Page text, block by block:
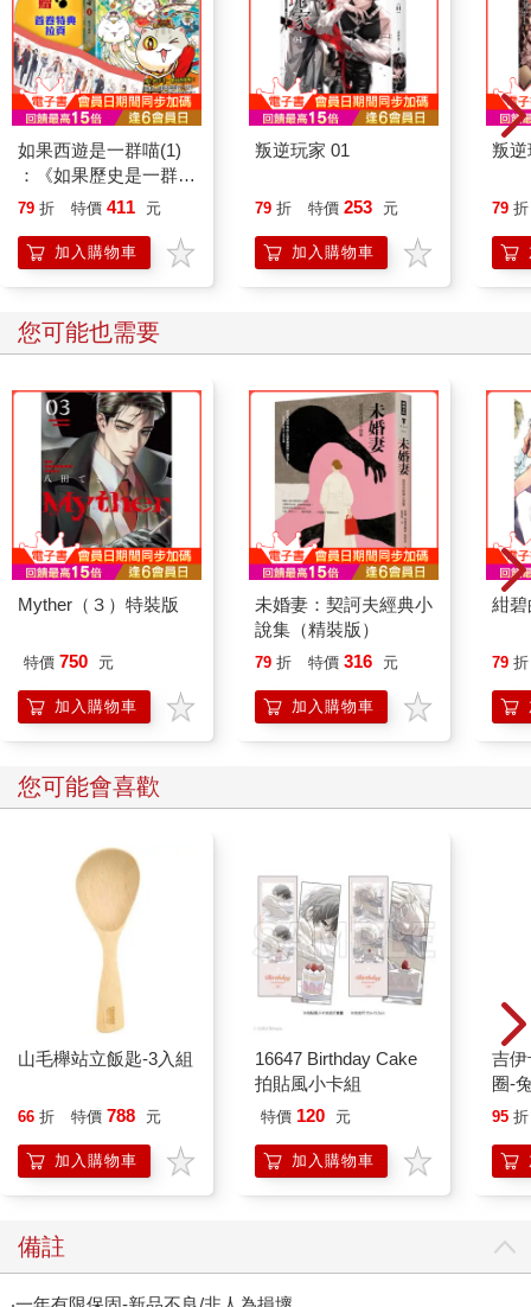
如果西遊是一群喵(1)
：《如果歷史是一群
喵》作者最新力作，附
79 折 特價 411 元
加入購物車
叛逆玩家 01
79 折 特價 253 元
加入購物車
叛逆
79 折
您可能也需要
Myther（３）特裝版
特價 750 元
加入購物車
未婚妻：契訶夫經典小
說集（精裝版）
79 折 特價 316 元
加入購物車
紺
79 折
您可能會喜歡
山毛櫸站立飯匙-3入組
66 折 特價 788 元
加入購物車
16647 Birthday Cake
拍貼風小卡組
特價 120 元
加入購物車
吉伊卡哇
圈-
95 折
備註